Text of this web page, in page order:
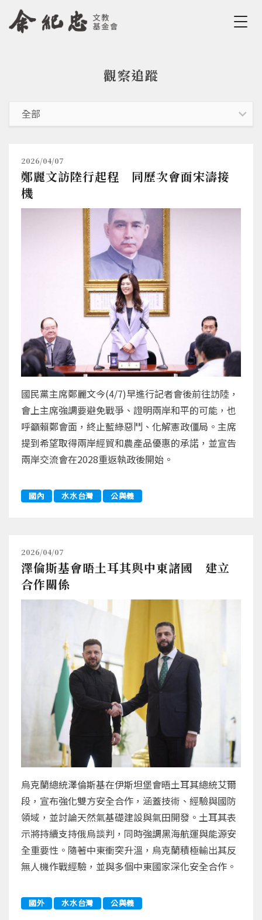
Jump to Navigation
Jump to Main content
觀察追蹤
2026/04/07
鄭麗文訪陸行起程 同歷次會面宋濤接
機
國民黨主席鄭麗文今(4/7)早進行記者會後前往訪陸，
會上主席強調要避免戰爭、證明兩岸和平的可能，也
呼籲賴鄭會面，終止藍綠惡鬥、化解憲政僵局。主席
提到希望取得兩岸經貿和農產品優惠的承諾，並宣告
兩岸交流會在2028重返執政後開始。
國內 水水台灣 公與義
2026/04/07
澤倫斯基會晤土耳其與中東諸國 建立
合作關係
烏克蘭總統澤倫斯基在伊斯坦堡會晤土耳其總統艾爾
段，宣布強化雙方安全合作，涵蓋技術、經驗與國防
領域，並討論天然氣基礎建設與氣田開發。土耳其表
示將持續支持俄烏談判，同時強調黑海航運與能源安
全重要性。隨著中東衝突升溫，烏克蘭積極輸出其反
無人機作戰經驗，並與多個中東國家深化安全合作。
國外 水水台灣 公與義